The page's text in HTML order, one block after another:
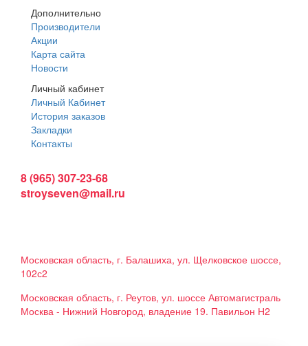
Дополнительно
Производители
Акции
Карта сайта
Новости
Личный кабинет
Личный Кабинет
История заказов
Закладки
Контакты
8 (965) 307-23-68
stroyseven@mail.ru
Московская область, г. Балашиха, ул. Щелковское шоссе,
102с2
Московская область, г. Реутов, ул. шоссе Автомагистраль
Москва - Нижний Новгород, владение 19. Павильон Н2